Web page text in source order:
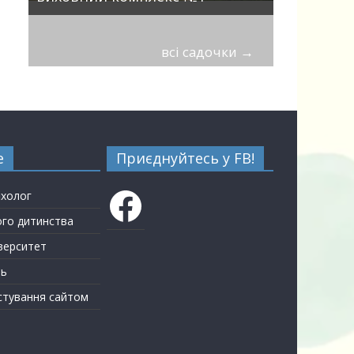
всі садочки →
дитинства
сайтом
Приєднуйтесь у FB!
Facebook